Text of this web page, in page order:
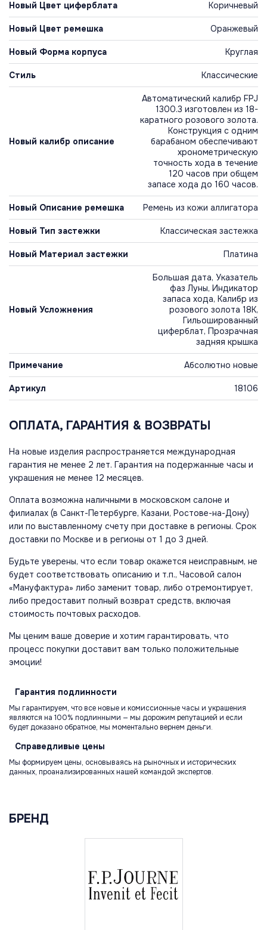
Новый Цвет циферблата Коричневый
Новый Цвет ремешка Оранжевый
Новый Форма корпуса Круглая
Стиль Классические
Новый калибр описание
Автоматический калибр FPJ
1300.3 изготовлен из 18-
каратного розового золота.
Конструкция с одним
барабаном обеспечивают
хронометрическую
точность хода в течение
120 часов при общем
запасе хода до 160 часов.
Новый Описание ремешка Ремень из кожи аллигатора
Новый Тип застежки Классическая застежка
Новый Материал застежки Платина
Новый Усложнения
Большая дата, Указатель
фаз Луны, Индикатор
запаса хода, Калибр из
розового золота 18К,
Гильошированный
циферблат, Прозрачная
задняя крышка
Примечание Абсолютно новые
Артикул 18106
ОПЛАТА, ГАРАНТИЯ & ВОЗВРАТЫ
На новые изделия распространяется международная
гарантия не менее 2 лет. Гарантия на подержанные часы и
украшения не менее 12 месяцев.
Оплата возможна наличными в московском салоне и
филиалах (в Санкт-Петербурге, Казани, Ростове-на-Дону)
или по выставленному счету при доставке в регионы. Срок
доставки по Москве и в регионы от 1 до 3 дней.
Будьте уверены, что если товар окажется неисправным, не
будет соответствовать описанию и т.п., Часовой салон
«Мануфактура» либо заменит товар, либо отремонтирует,
либо предоставит полный возврат средств, включая
стоимость почтовых расходов.
Мы ценим ваше доверие и хотим гарантировать, что
процесс покупки доставит вам только положительные
эмоции!
Гарантия подлинности
Мы гарантируем, что все новые и комиссионные часы и украшения
являются на 100% подлинными — мы дорожим репутацией и если
будет доказано обратное, мы моментально вернем деньги.
Справедливые цены
Мы формируем цены, основываясь на рыночных и исторических
данных, проанализированных нашей командой экспертов.
БРЕНД